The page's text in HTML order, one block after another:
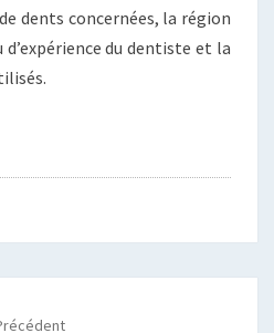
dents concernées, la région
du dentiste et la